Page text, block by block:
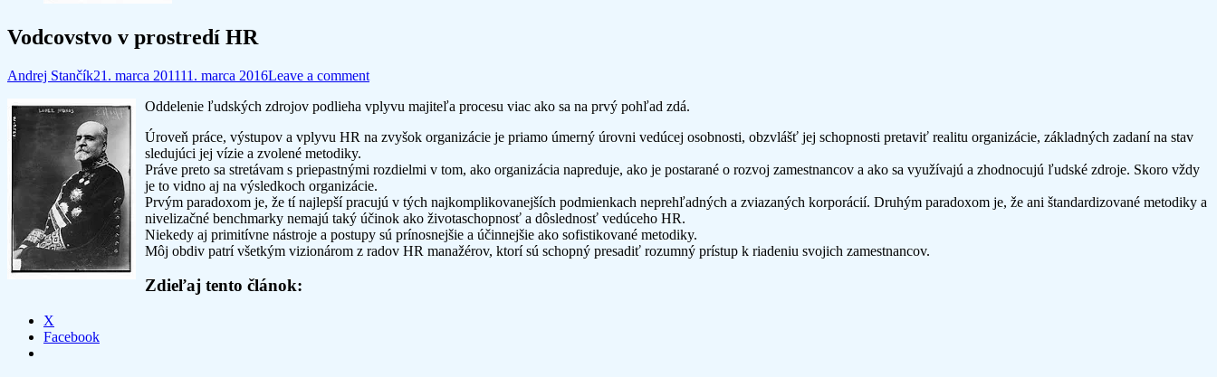
Vodcovstvo v prostredí HR
Andrej Stančík21. marca 201111. marca 2016Leave a comment
Oddelenie ľudských zdrojov podlieha vplyvu majiteľa procesu viac ako sa na prvý pohľad zdá.
Úroveň práce, výstupov a vplyvu HR na zvyšok organizácie je priamo úmerný úrovni vedúcej osobnosti, obzvlášť jej schopnosti pretaviť realitu organizácie, základných zadaní na stav
sledujúci jej vízie a zvolené metodiky.
Práve preto sa stretávam s priepastnými rozdielmi v tom, ako organizácia napreduje, ako je postarané o rozvoj zamestnancov a ako sa využívajú a zhodnocujú ľudské zdroje. Skoro vždy
je to vidno aj na výsledkoch organizácie.
Prvým paradoxom je, že tí najlepší pracujú v tých najkomplikovanejších podmienkach neprehľadných a zviazaných korporácií. Druhým paradoxom je, že ani štandardizované metodiky a
nivelizačné benchmarky nemajú taký účinok ako životaschopnosť a dôslednosť vedúceho HR.
Niekedy aj primitívne nástroje a postupy sú prínosnejšie a účinnejšie ako sofistikované metodiky.
Môj obdiv patrí všetkým vizionárom z radov HR manažérov, ktorí sú schopný presadiť rozumný prístup k riadeniu svojich zamestnancov.
Zdieľaj tento článok:
X
Facebook